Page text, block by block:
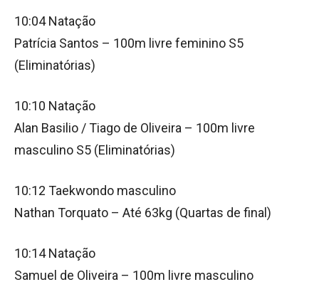
10:04 Natação
Patrícia Santos – 100m livre feminino S5
(Eliminatórias)
10:10 Natação
Alan Basilio / Tiago de Oliveira – 100m livre
masculino S5 (Eliminatórias)
10:12 Taekwondo masculino
Nathan Torquato – Até 63kg (Quartas de final)
10:14 Natação
Samuel de Oliveira – 100m livre masculino